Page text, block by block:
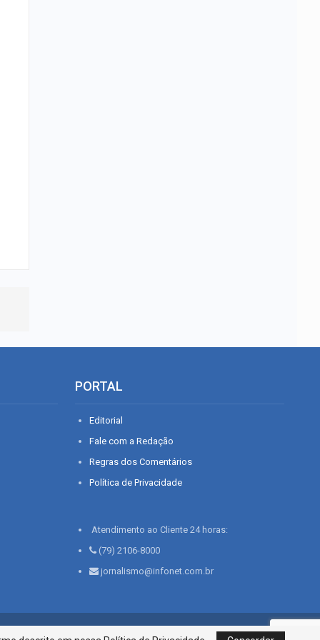
PORTAL
Editorial
Fale com a Redação
Regras dos Comentários
Política de Privacidade
Atendimento ao Cliente 24 horas:
(79) 2106-8000
jornalismo@infonet.com.br
Bairro São José | Aracaju-SE, CEP 49015-030, Fone: 79.2106.8000 - CI